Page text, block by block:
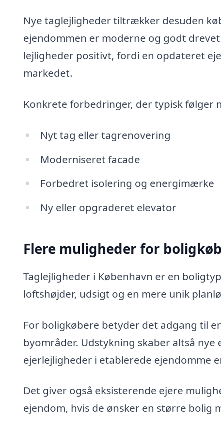
Nye taglejligheder tiltrækker desuden
ejendommen er moderne og godt
lejligheder positivt, fordi en opdateret
markedet.
Konkrete forbedringer, der typisk følger
Nyt tag eller tagrenovering
Moderniseret facade
Forbedret isolering og energimærke
Ny eller opgraderet elevator
Flere muligheder for
Taglejligheder i København er en
loftshøjder, udsigt og en mere unik
For boligkøbere betyder det adgang til
byområder. Udstykning skaber altså
ejerlejligheder i etablerede ejendomme
Det giver også eksisterende ejere
ejendom, hvis de ønsker en større bolig